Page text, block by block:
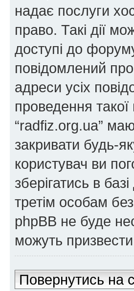
надає послуги
право. Такі дії
доступі до
повідомлений
адреси усіх
проведення
“radfiz.org.ua”
закривати будь-
користувач ви
зберігатись в
третім особам
phpBB не буде
можуть
Повернутись на